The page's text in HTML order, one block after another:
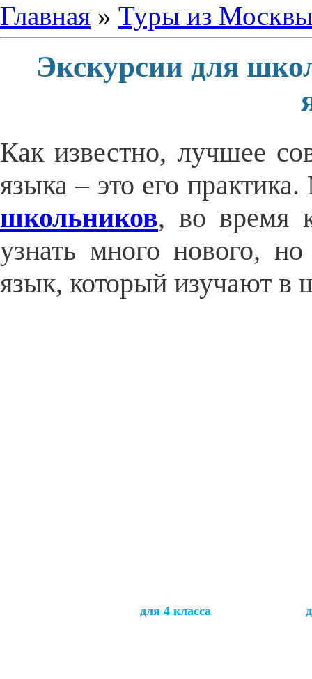
Главная » Туры из Москвы
Экскурсии для
Как известно, лучшее
языка – это его
школьников, во время
узнать много нового,
язык, который изучают в
для 4 класса